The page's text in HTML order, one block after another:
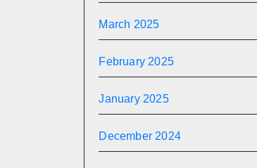
March 2025
February 2025
January 2025
December 2024